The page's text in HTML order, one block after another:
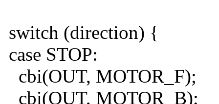
switch (direction) {
case STOP:
cbi(OUT, MOTOR_F);
cbi(OUT, MOTOR_B);